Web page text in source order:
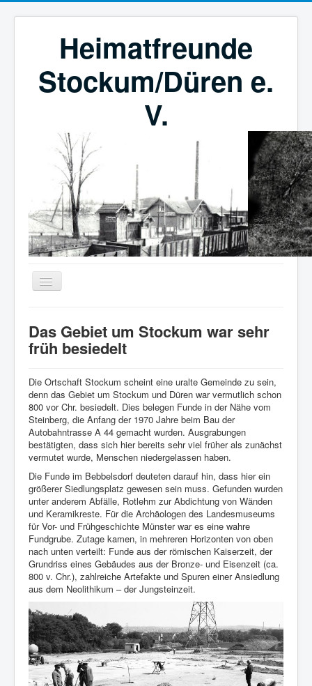
Heimatfreunde
Stockum/Düren e.
V.
Verein
Veranstaltungen
Aktuelles
Heimatlied
Archiv
Bildergalerie
Impressum/Datenschutz
Links
Das Gebiet um Stockum war sehr
früh besiedelt
Die Ortschaft Stockum scheint eine uralte Gemeinde zu sein,
denn das Gebiet um Stockum und Düren war vermutlich schon
800 vor Chr. besiedelt. Dies belegen Funde in der Nähe vom
Steinberg, die Anfang der 1970 Jahre beim Bau der
Autobahntrasse A 44 gemacht wurden. Ausgrabungen
bestätigten, dass sich hier bereits sehr viel früher als zunächst
vermutet wurde, Menschen niedergelassen haben.
Die Funde im Bebbelsdorf deuteten darauf hin, dass hier ein
größerer Siedlungsplatz gewesen sein muss. Gefunden wurden
unter anderem Abfälle, Rotlehm zur Abdichtung von Wänden
und Keramikreste. Für die Archäologen des Landesmuseums
für Vor- und Frühgeschichte Münster war es eine wahre
Fundgrube. Zutage kamen, in mehreren Horizonten von oben
nach unten verteilt: Funde aus der römischen Kaiserzeit, der
Grundriss eines Gebäudes aus der Bronze- und Eisenzeit (ca.
800 v. Chr.), zahlreiche Artefakte und Spuren einer Ansiedlung
aus dem Neolithikum – der Jungsteinzeit.